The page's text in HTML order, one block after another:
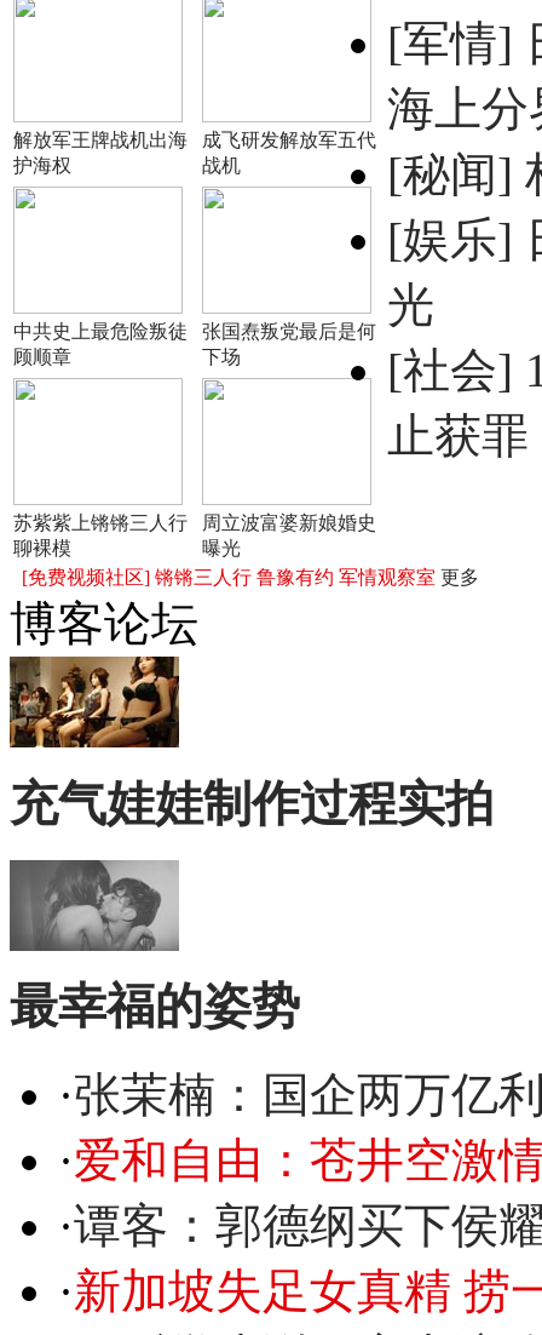
解放军王牌战机出海
护海权
成飞研发解放军五代
战机
中共史上最危险叛徒
顾顺章
张国焘叛党最后是何
下场
苏紫紫上锵锵三人行
聊裸模
周立波富婆新娘婚史
曝光
[军情]
海上分
[秘闻]
[娱乐]
光
[社会]
止获罪
[免费视频社区] 锵锵三人行 鲁豫有约 军情观察室 更多
博客论坛
充气娃娃制作过程实拍
最幸福的姿势
·张茉楠：国企两万亿
·爱和自由：苍井空激
·谭客：郭德纲买下侯
·新加坡失足女真精 捞